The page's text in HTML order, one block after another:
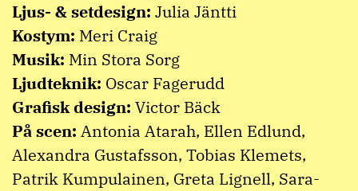
Ljus- & setdesign: Julia Jäntti
Kostym: Meri Craig
Musik: Min Stora Sorg
Ljudteknik: Oscar Fagerudd
Grafisk design: Victor Bäck
På scen: Antonia Atarah, Ellen Edlund,
Alexandra Gustafsson, Tobias Klemets,
Patrik Kumpulainen, Greta Lignell, Sara-